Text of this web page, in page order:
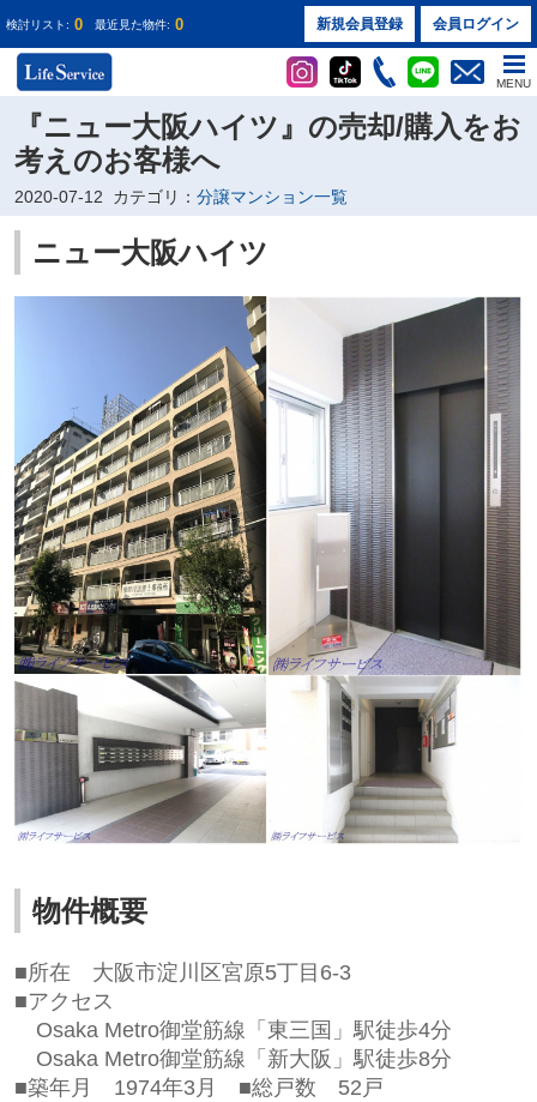
検討リスト: 0 最近見た物件: 0 新規会員登録 会員ログイン
MENU
『ニュー大阪ハイツ』の売却/購入をお
考えのお客様へ
2020-07-12 カテゴリ： 分譲マンション一覧
ニュー大阪ハイツ
物件概要
■所在 大阪市淀川区宮原5丁目6-3
■アクセス
Osaka Metro御堂筋線「東三国」駅徒歩4分
Osaka Metro御堂筋線「新大阪」駅徒歩8分
■築年月 1974年3月 ■総戸数 52 戸